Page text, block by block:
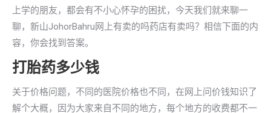
上学的朋友，都会有不小心怀孕的困扰，今天我们就来聊一
聊，新山JohorBahru网上有卖的吗药店有卖吗？相信下面的内
容，你会找到答案。
打胎药多少钱
关于价格问题，不同的医院价格也不同，在网上问价钱知识了
解个大概，因为大家来自不同的地方，每个地方的收费都不一